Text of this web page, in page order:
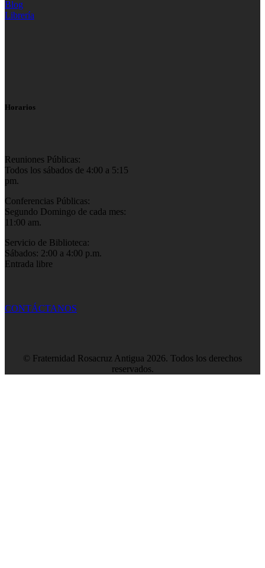
Blog
Librería
Horarios
Reuniones Públicas:
Todos los sábados de 4:00 a 5:15
pm.
Conferencias Públicas:
Segundo Domingo de cada mes:
11:00 am.
Servicio de Biblioteca:
Sábados: 2:00 a 4:00 p.m.
Entrada libre
CONTÁCTANOS
© Fraternidad Rosacruz Antigua 2026. Todos los derechos
reservados.